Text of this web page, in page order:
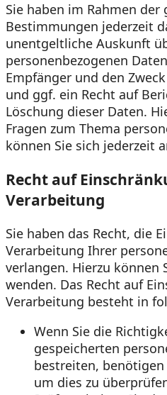
Sie haben im Rahmen
Bestimmungen jederzeit
unentgeltliche Auskunft
personenbezogenen
Empfänger und den
und ggf. ein Recht auf
Löschung dieser Daten.
Fragen zum Thema
können Sie sich jederzeit
Recht auf
Verarbeitung
Sie haben das Recht, die
Verarbeitung Ihrer
verlangen. Hierzu können
wenden. Das Recht auf
Verarbeitung besteht in
Wenn Sie die
gespeicherten
bestreiten,
um dies zu